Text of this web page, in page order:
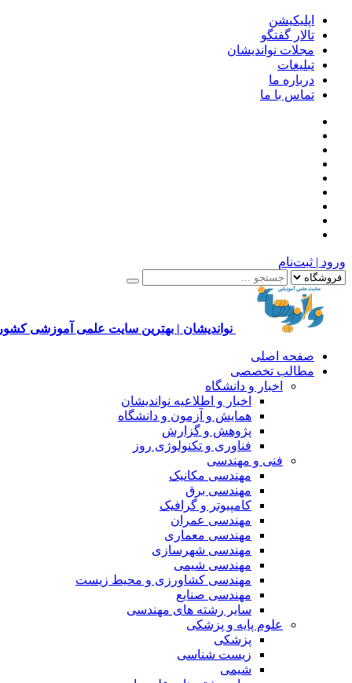
اپلیکیشن
تالار گفتگو
مجلات نواندیشان
تبلیغات
درباره ما
تماس با ما
ورود | ثبت‌نام
نواندیشان | بهترین سایت علمی آموزشی کشور
صفحه اصلی
مطالب تخصصی
اخبار و دانشگاه
اخبار و اطلاعیه نواندیشان
همایش و آزمون و دانشگاه
پژوهش و گزارش
فناوری و تکنولوژی روز
فنی و مهندسی
مهندسی مکانیک
مهندسی برق
کامپیوتر و گرافیک
مهندسی عمران
مهندسی معماری
مهندسی شهرسازی
مهندسی شیمی
مهندسی کشاورزی و محیط زیست
مهندسی صنایع
سایر رشته های مهندسی
علوم پایه و پزشکی
پزشکی
زیست شناسی
شیمی